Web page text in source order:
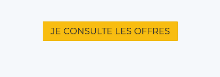
JE CONSULTE LES OFFRES